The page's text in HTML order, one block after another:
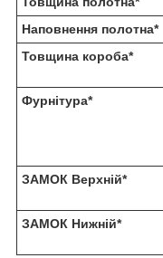
Наповнення полотна*
Товщина короба*
Фурнітура*
ЗАМОК Верхній*
ЗАМОК Нижній*